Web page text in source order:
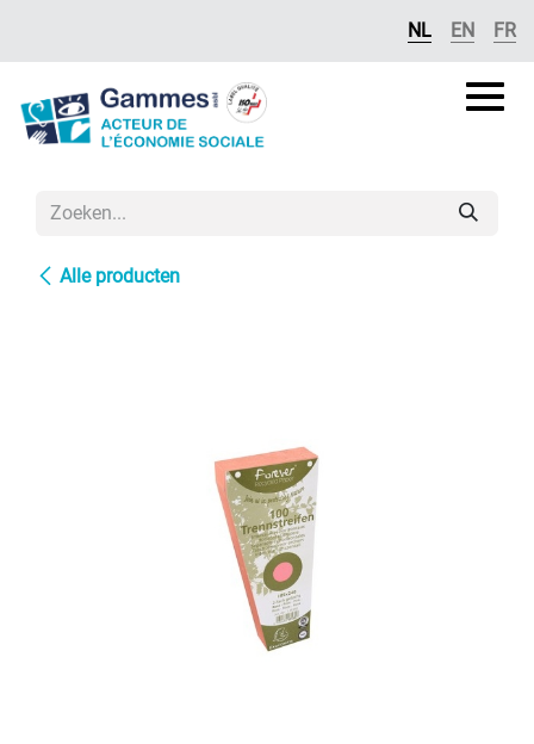
NL EN FR
Gammes
asbl
Alle producten